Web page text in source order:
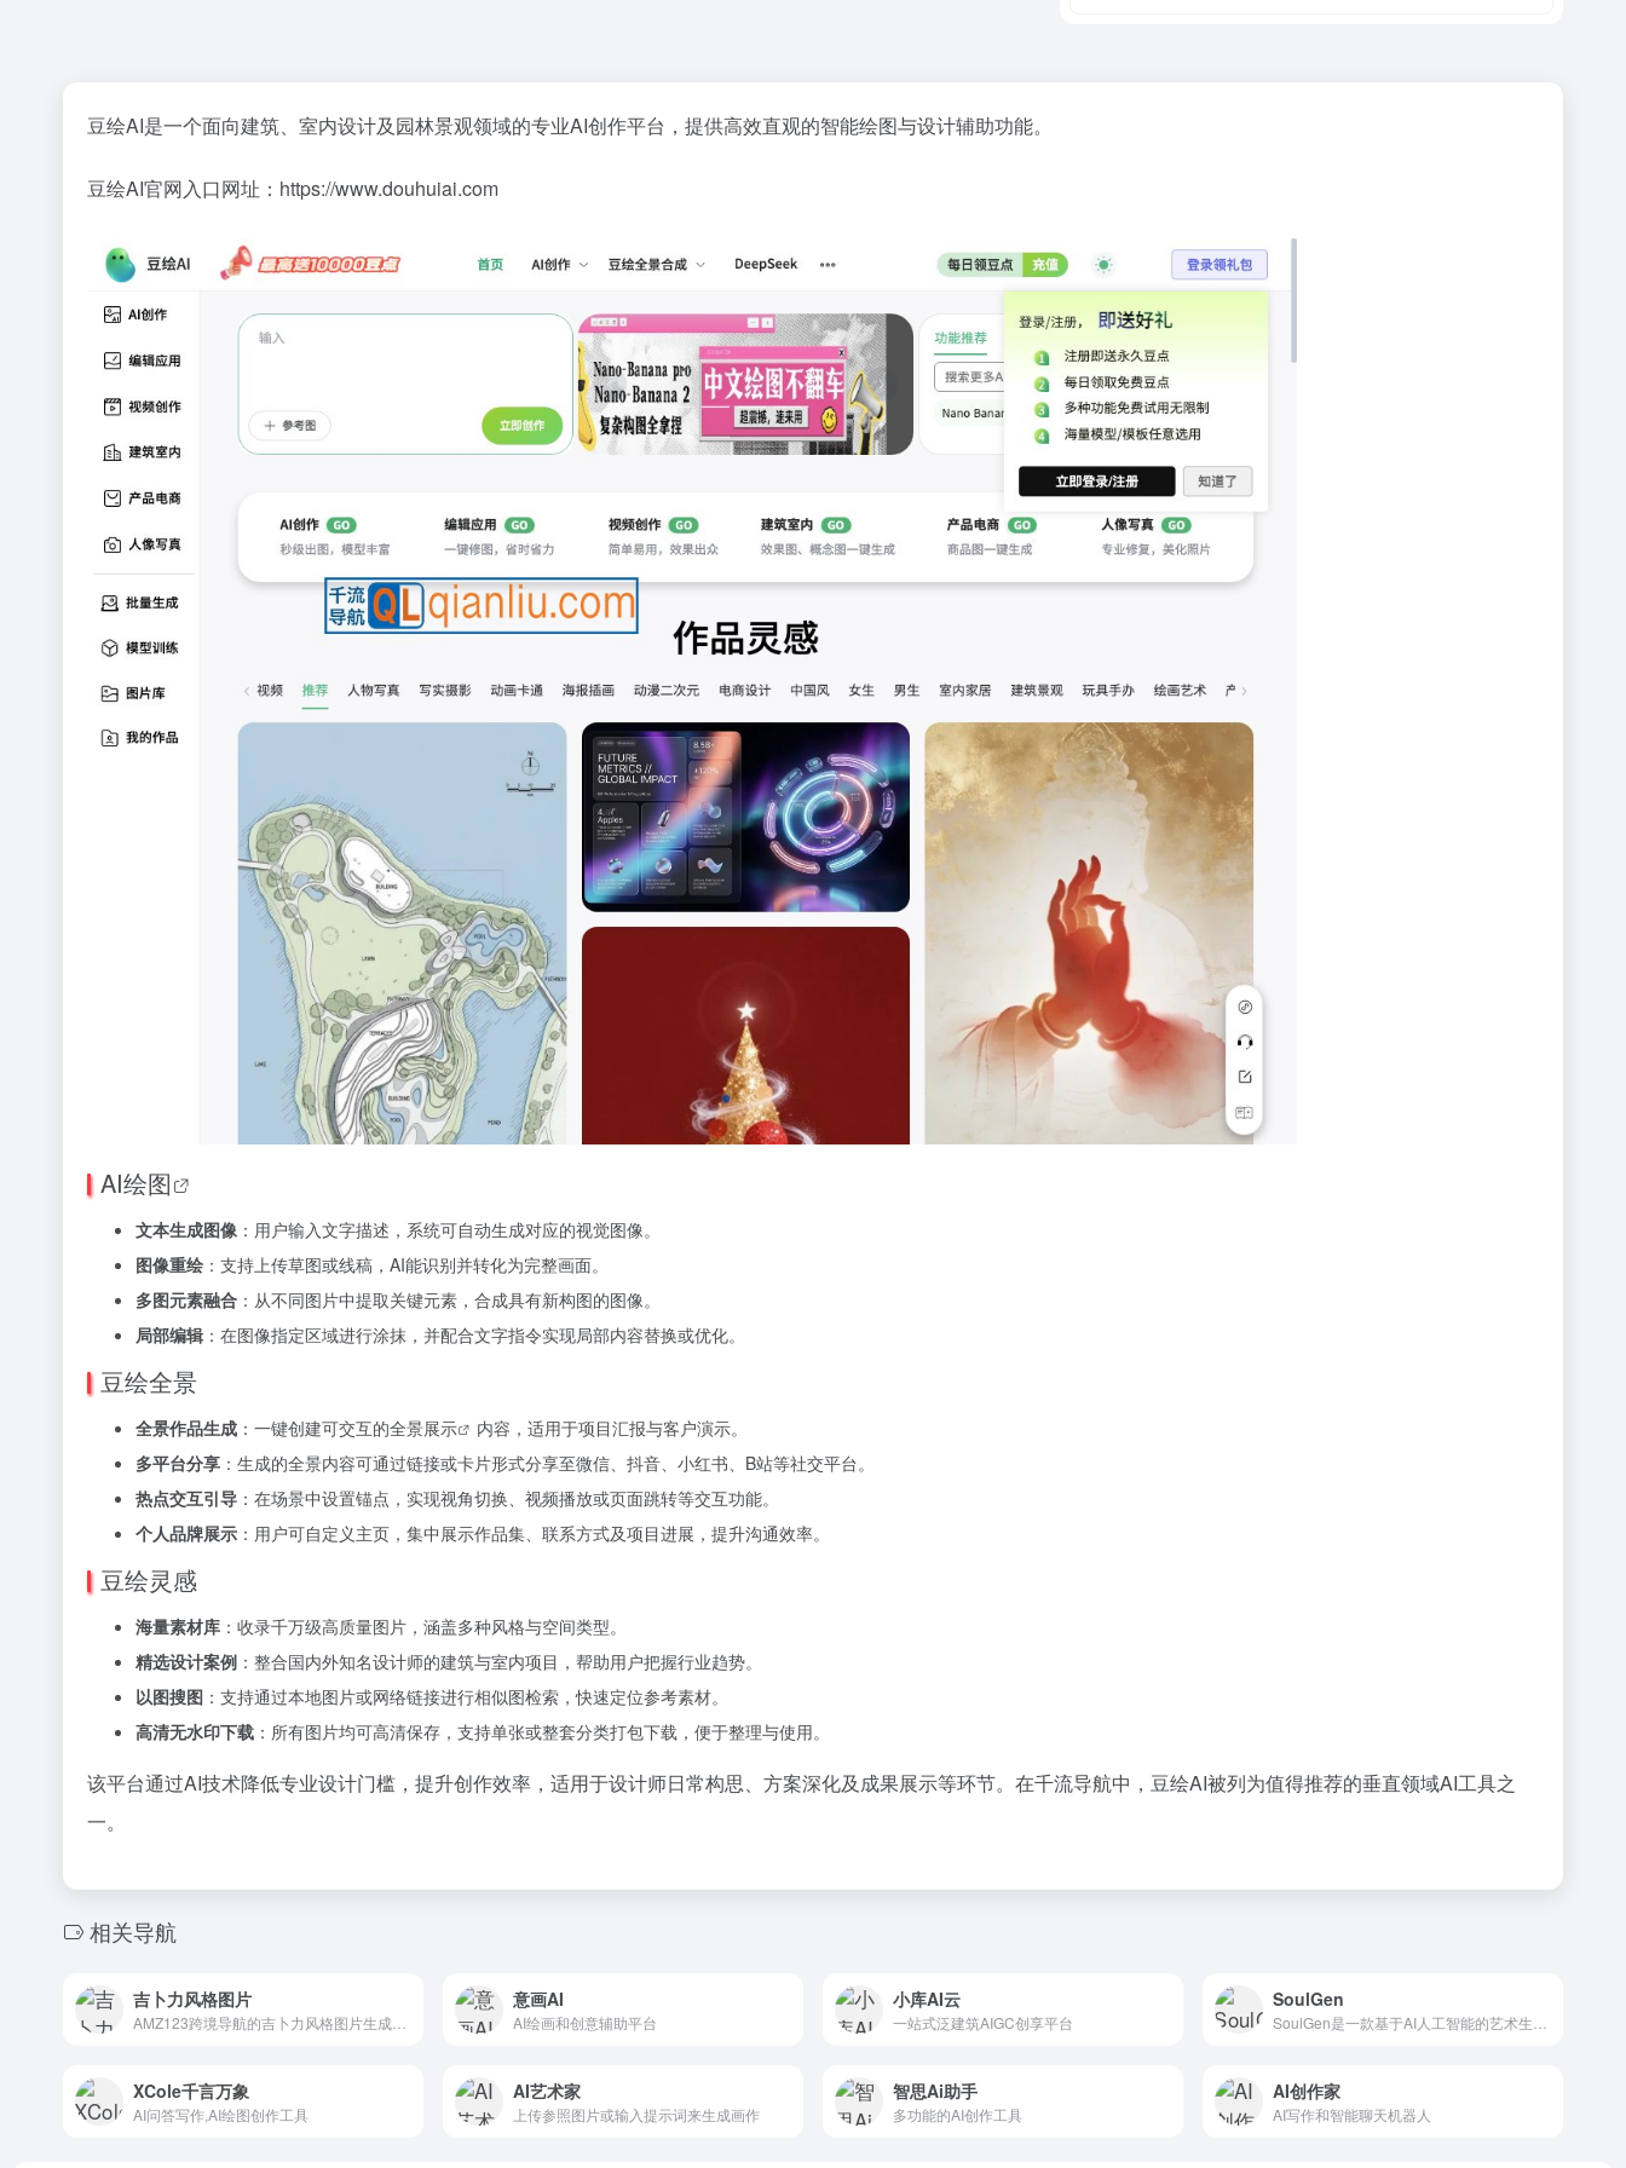
豆绘AI是一个面向建筑、室内设计及园林景观领域的专业AI创作平台，提供高效直观的智能绘图与设计辅助功能。
豆绘AI官网入口网址：https://www.douhuiai.com
AI绘图
文本生成图像 ：用户输入文字描述，系统可自动生成对应的视觉图像。
图像重绘 ：支持上传草图或线稿，AI能识别并转化为完整画面。
多图元素融合 ：从不同图片中提取关键元素，合成具有新构图的图像。
局部编辑 ：在图像指定区域进行涂抹，并配合文字指令实现局部内容替换或优化。
豆绘全景
全景作品生成 ：一键创建可交互的全景展示
内容，适用于项目汇报与客户演示。
多平台分享 ：生成的全景内容可通过链接或卡片形式分享至微信、抖音、小红书、B站等社交平台。
热点交互引导 ：在场景中设置锚点，实现视角切换、视频播放或页面跳转等交互功能。
个人品牌展示 ：用户可自定义主页，集中展示作品集、联系方式及项目进展，提升沟通效率。
豆绘灵感
海量素材库 ：收录千万级高质量图片，涵盖多种风格与空间类型。
精选设计案例 ：整合国内外知名设计师的建筑与室内项目，帮助用户把握行业趋势。
以图搜图 ：支持通过本地图片或网络链接进行相似图检索，快速定位参考素材。
高清无水印下载 ：所有图片均可高清保存，支持单张或整套分类打包下载，便于整理与使用。
该平台通过AI技术降低专业设计门槛，提升创作效率，适用于设计师日常构思、方案深化及成果展示等环节。在千流导航中，豆绘AI被列为值得推荐的垂直领域AI工具之
一。
相关导航
吉卜力风格图片 意画AI
AI绘画和创意辅助平台
小库AI云
一站式泛建筑AIGC创享平台
SoulGen
XCole千言万象
AI问答写作,AI绘图创作工具
AI艺术家
上传参照图片或输入提示词来生成画作
智思Ai助手
多功能的AI创作工具
AI创作家
AI写作和智能聊天机器人